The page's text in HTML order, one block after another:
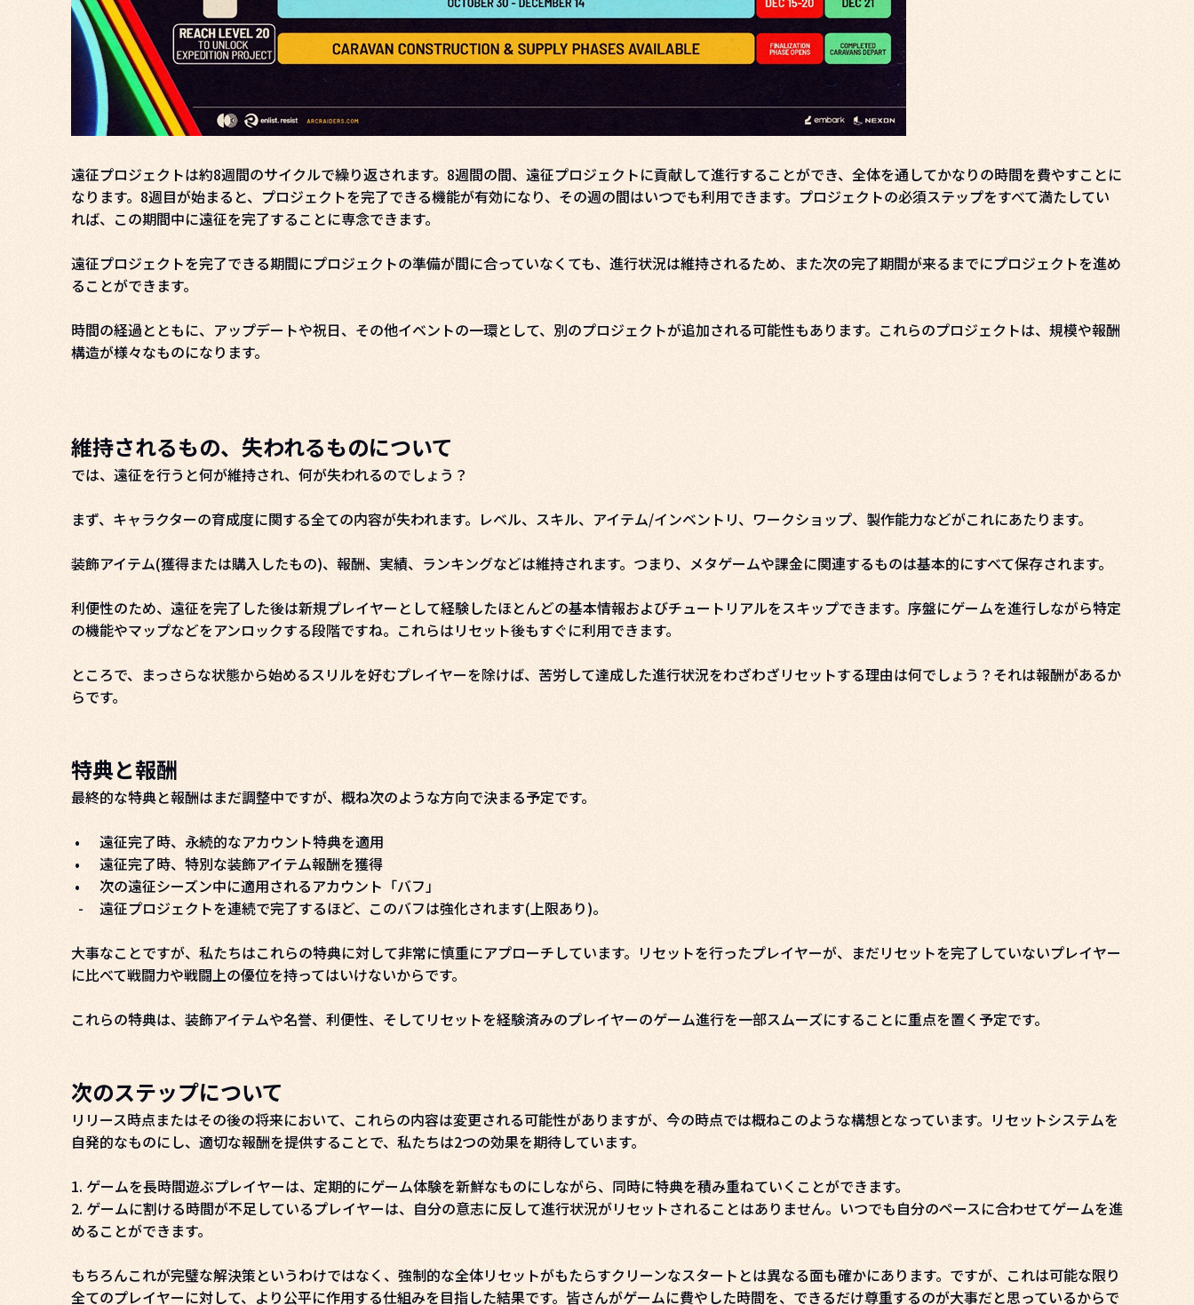
遠征プロジェクトは約8週間のサイクルで繰り返されます。8週間の間、遠征プロジェクトに貢献して進行することができ、全体を通してかなりの時間を費やすことに
なります。8週目が始まると、プロジェクトを完了できる機能が有効になり、その週の間はいつでも利用できます。プロジェクトの必須ステップをすべて満たしてい
れば、この期間中に遠征を完了することに専念できます。
遠征プロジェクトを完了できる期間にプロジェクトの準備が間に合っていなくても、進行状況は維持されるため、また次の完了期間が来るまでにプロジェクトを進め
ることができます。
時間の経過とともに、アップデートや祝日、その他イベントの一環として、別のプロジェクトが追加される可能性もあります。これらのプロジェクトは、規模や報酬
構造が様々なものになります。
維持されるもの、失われるものについて
では、遠征を行うと何が維持され、何が失われるのでしょう？
まず、キャラクターの育成度に関する全ての内容が失われます。レベル、スキル、アイテム/インベントリ、ワークショップ、製作能力などがこれにあたります。
装飾アイテム(獲得または購入したもの)、報酬、実績、ランキングなどは維持されます。つまり、メタゲームや課金に関連するものは基本的にすべて保存されます。
利便性のため、遠征を完了した後は新規プレイヤーとして経験したほとんどの基本情報およびチュートリアルをスキップできます。序盤にゲームを進行しながら特定
の機能やマップなどをアンロックする段階ですね。これらはリセット後もすぐに利用できます。
ところで、まっさらな状態から始めるスリルを好むプレイヤーを除けば、苦労して達成した進行状況をわざわざリセットする理由は何でしょう？それは報酬があるか
らです。
特典と報酬
最終的な特典と報酬はまだ調整中ですが、概ね次のような方向で決まる予定です。
•
遠征完了時、永続的なアカウント特典を適用
•
遠征完了時、特別な装飾アイテム報酬を獲得
•
次の遠征シーズン中に適用されるアカウント「バフ」
-
遠征プロジェクトを連続で完了するほど、このバフは強化されます(上限あり)。
大事なことですが、私たちはこれらの特典に対して非常に慎重にアプローチしています。リセットを行ったプレイヤーが、まだリセットを完了していないプレイヤー
に比べて戦闘力や戦闘上の優位を持ってはいけないからです。
これらの特典は、装飾アイテムや名誉、利便性、そしてリセットを経験済みのプレイヤーのゲーム進行を一部スムーズにすることに重点を置く予定です。
次のステップについて
リリース時点またはその後の将来において、これらの内容は変更される可能性がありますが、今の時点では概ねこのような構想となっています。リセットシステムを
自発的なものにし、適切な報酬を提供することで、私たちは2つの効果を期待しています。
1. ゲームを長時間遊ぶプレイヤーは、定期的にゲーム体験を新鮮なものにしながら、同時に特典を積み重ねていくことができます。
2. ゲームに割ける時間が不足しているプレイヤーは、自分の意志に反して進行状況がリセットされることはありません。いつでも自分のペースに合わせてゲームを進
めることができます。
もちろんこれが完璧な解決策というわけではなく、強制的な全体リセットがもたらすクリーンなスタートとは異なる面も確かにあります。ですが、これは可能な限り
全てのプレイヤーに対して、より公平に作用する仕組みを目指した結果です。皆さんがゲームに費やした時間を、できるだけ尊重するのが大事だと思っているからで